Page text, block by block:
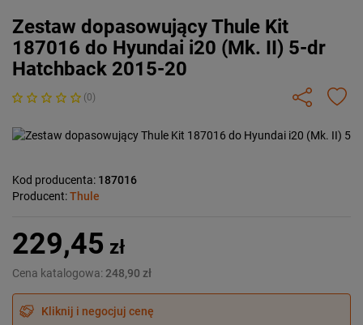
Zestaw dopasowujący Thule Kit
187016 do Hyundai i20 (Mk. II) 5-dr
Hatchback 2015-20
(0)
Kod producenta: 187016
Producent:Thule
229,45 zł
Cena katalogowa: 248,90 zł
Kliknij i negocjuj cenę